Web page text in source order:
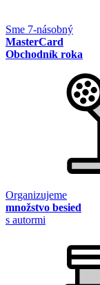
Sme 7-násobný
MasterCard
Obchodník roka
Organizujeme
množstvo besied
s autormi